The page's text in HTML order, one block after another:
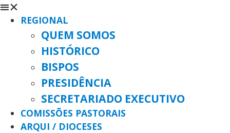
REGIONAL
QUEM SOMOS
HISTÓRICO
BISPOS
PRESIDÊNCIA
SECRETARIADO EXECUTIVO
COMISSÕES PASTORAIS
ARQUI / DIOCESES